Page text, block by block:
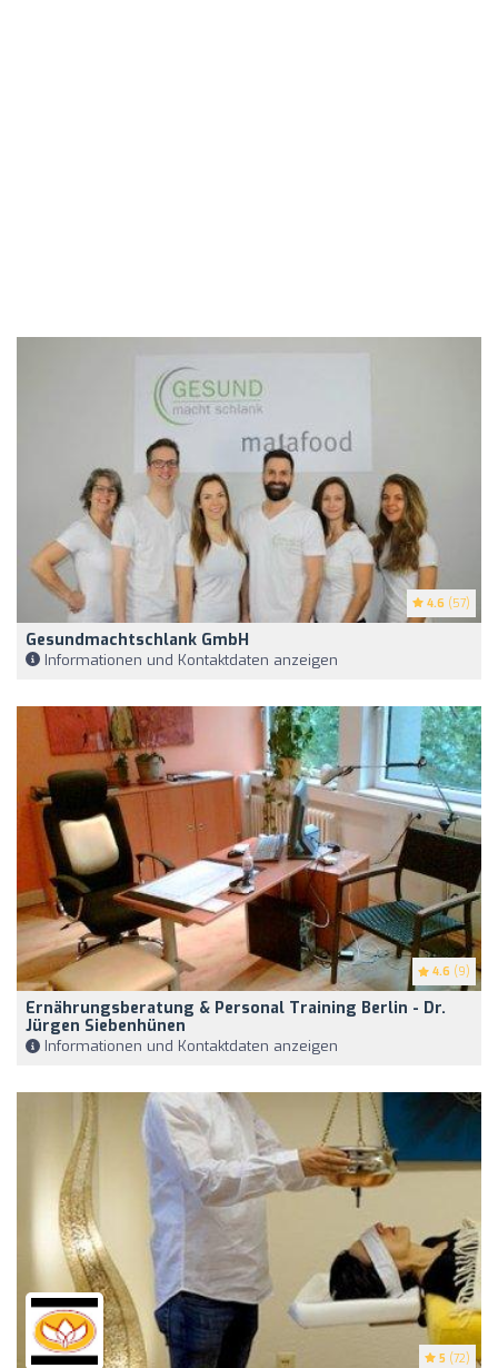
4.6 (57)
Gesundmachtschlank GmbH
Informationen und Kontaktdaten anzeigen
4.6 (9)
Ernährungsberatung & Personal Training Berlin - Dr.
Jürgen Siebenhünen
Informationen und Kontaktdaten anzeigen
5 (72)